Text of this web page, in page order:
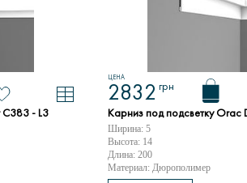
C383 - L3
ЦЕНА
2832 грн
Карниз под подсветку Orac
Ширина: 5
Высота: 14
Длина: 200
Материал: Дюрополимер